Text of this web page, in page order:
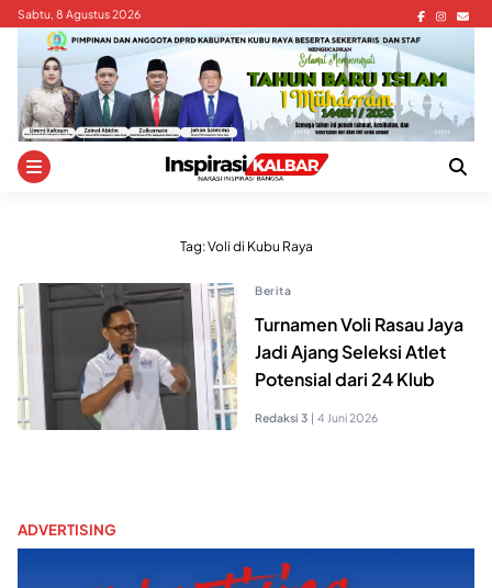
Skip
content
Sabtu, 8 Agustus 2026
Tag:Voli di Kubu Raya
Berita
Turnamen Voli Rasau Jaya
Jadi Ajang Seleksi Atlet
Potensial dari 24 Klub
Redaksi 3 | 4 Juni 2026
ADVERTISING